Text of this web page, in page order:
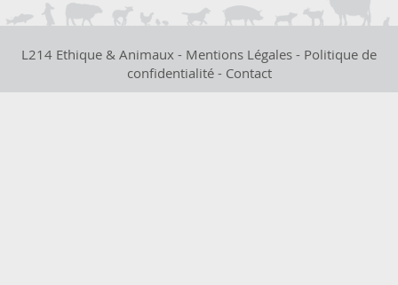
L214 Ethique & Animaux - Mentions Légales - Politique de
confidentialité- Contact